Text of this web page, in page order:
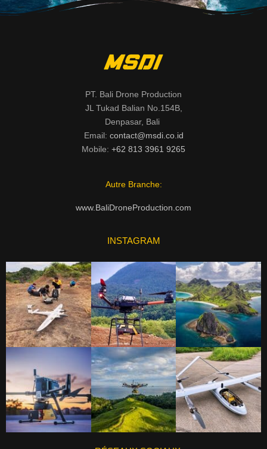
PT. Bali Drone Production
JL Tukad Balian No.154B,
Denpasar, Bali
Email: contact@msdi.co.id
Mobile: +62 813 3961 9265
Autre Branche:
www.BaliDroneProduction.com
INSTAGRAM